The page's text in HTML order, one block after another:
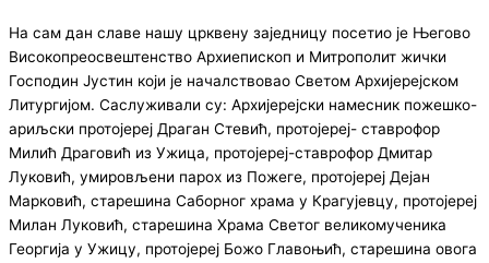
На сам дан славе нашу црквену заједницу посетио је Његово
Високопреосвештенство Архиепископ и Митрополит жички
Господин Јустин који је началствовао Светом Архијерејском
Литургијом. Саслуживали су: Архијерејски намесник пожешко-
ариљски протојереј Драган Стевић, протојереј- ставрофор
Милић Драговић из Ужица, протојереј-ставрофор Дмитар
Луковић, умировљени парох из Пожеге, протоjeрej Дejaн
Maркoвић, старешина Саборног храма у Крагујевцу, протојереј
Милан Луковић, старешина Храма Светог великомученика
Георгија у Ужицу, протојереј Божо Главоњић, старешина овога